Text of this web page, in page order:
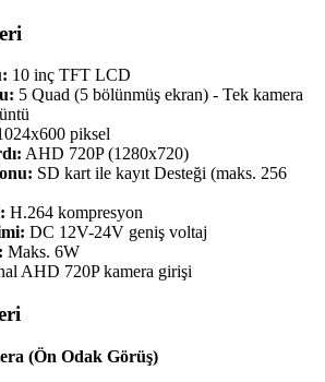
10 inç TFT LCD
5 Quad (5 bölünmüş ekran) - Tek kamera
piksel
AHD 720P (1280x720)
SD kart ile kayıt Desteği (maks. 256
H.264 kompresyon
DC 12V-24V geniş voltaj
Maks. 6W
AHD 720P kamera girişi
(Ön Odak Görüş)